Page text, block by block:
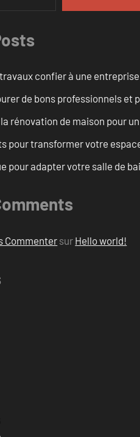
confier à une
de bons professionnels
rénovation de maison pour
pour transformer votre
pour adapter votre salle de
Commenter sur Hello world!